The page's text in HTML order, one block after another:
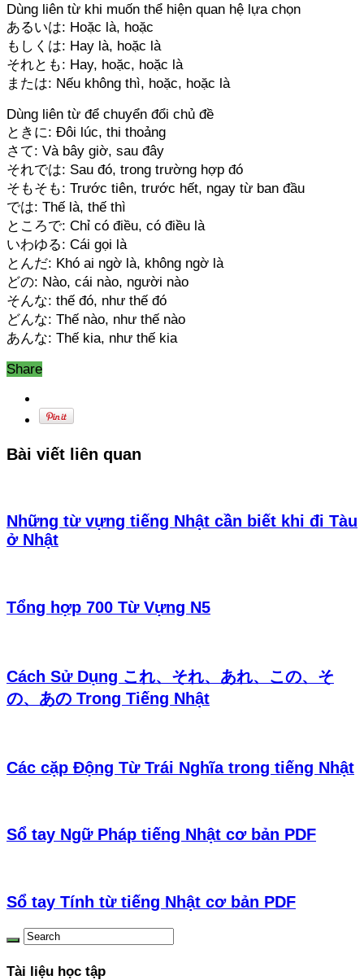
Dùng liên từ khi muốn thể hiện quan hệ lựa chọn
あるいは: Hoặc là, hoặc
もしくは: Hay là, hoặc là
それとも: Hay, hoặc, hoặc là
または: Nếu không thì, hoặc, hoặc là
Dùng liên từ để chuyển đổi chủ đề
ときに: Đôi lúc, thi thoảng
さて: Và bây giờ, sau đây
それでは: Sau đó, trong trường hợp đó
そもそも: Trước tiên, trước hết, ngay từ ban đầu
では: Thế là, thế thì
ところで: Chỉ có điều, có điều là
いわゆる: Cái gọi là
とんだ: Khó ai ngờ là, không ngờ là
どの: Nào, cái nào, người nào
そんな: thế đó, như thế đó
どんな: Thế nào, như thế nào
あんな: Thế kia, như thế kia
Share
Bài viết liên quan
Những từ vựng tiếng Nhật cần biết khi đi Tàu
ở Nhật
Tổng hợp 700 Từ Vựng N5
Cách Sử Dụng これ、それ、あれ、この、そ
の、あの Trong Tiếng Nhật
Các cặp Động Từ Trái Nghĩa trong tiếng Nhật
Sổ tay Ngữ Pháp tiếng Nhật cơ bản PDF
Sổ tay Tính từ tiếng Nhật cơ bản PDF
Tài liệu học tập